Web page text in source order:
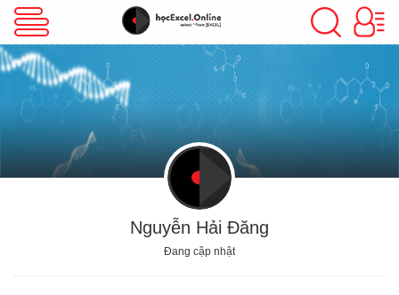
VBA Excel
Excel Cơ Bản
Excel Nâng Cao
Nguyễn Hải Đăng
Đang cập nhật